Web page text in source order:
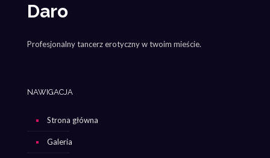
Daro
Profesjonalny tancerz erotyczny w twoim mieście.
NAWIGACJA
Strona główna
Galeria